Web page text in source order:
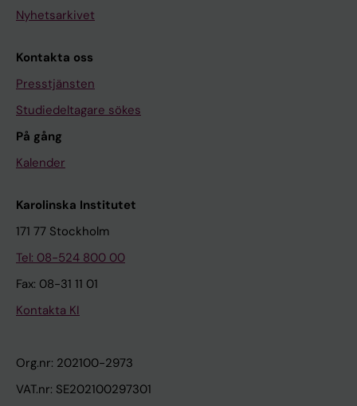
Nyhetsarkivet
Kontakta oss
Presstjänsten
Studiedeltagare sökes
På gång
Kalender
Karolinska Institutet
171 77 Stockholm
Tel: 08-524 800 00
Fax: 08-31 11 01
Kontakta KI
Org.nr: 202100-2973
VAT.nr: SE202100297301